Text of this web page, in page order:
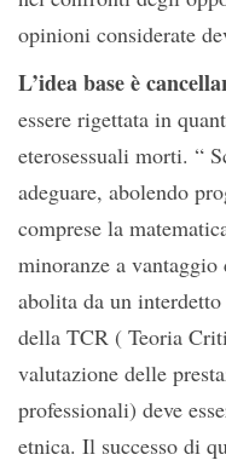
opinioni considerate
L’idea base è
essere rigettata in
eterosessuali morti. “
adeguare, abolendo
comprese la
minoranze a
abolita da un
della TCR ( Teoria
valutazione delle
professionali) deve
etnica. Il successo di